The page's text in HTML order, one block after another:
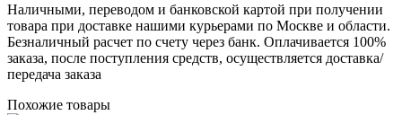
Наличными, переводом и банковской картой при получении
товара при доставке нашими курьерами по Москве и области.
Безналичный расчет по счету через банк. Оплачивается 100%
заказа, после поступления средств, осуществляется доставка/
передача заказа
Похожие товары